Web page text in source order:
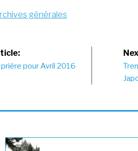
générales
prière pour Avril 2016